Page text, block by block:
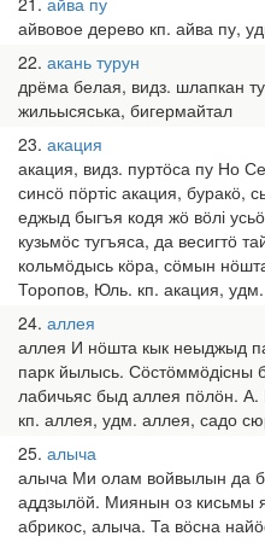
айвовое дерево кп. айва пу,
22 акань турун
дрёма белая, видз. шлапкан
жильысяська, бигермайтал
23 акация
акация, видз. пуртӧса пу Но
синсӧ пӧртіс акация,
еджыд быгъя кодя жӧ вӧлі
кузьмӧс тугъяса, да весигтӧ
кольмӧдысь кӧра, сӧмын
Торопов, Юль. кп. акация,
24 аллея
аллея И нӧшта кык неыджыд
парк йылысь. Сӧстӧммӧдісны
лабичьяс быд аллея пӧлӧн. А.
кп. аллея, удм. аллея, садо
25 алыча
алыча Ми олам войвылын да
аддзылӧй. Миянын оз кисьмы
абрикос, алыча. Та вӧсна